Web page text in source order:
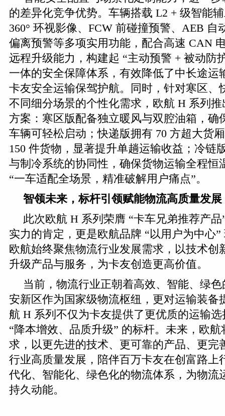
的差异化竞争优势。车辆搭载 L2 + 级智能
360° 环视影像、FCW 前碰撞预警、AEB 自
偏离预警等多项实用功能，配合高速 CAN
远程升级能力，构建起 “主动预警 + 被动防
一体的安全保障体系，有效降低了中长途运
卡友安全运输保驾护航。同时，针对寒区、
不同细分场景的个性化需求，欧航 H 系列
方案：寒区版配备独立暖风与双腔油箱，确
车辆可轻松启动；快递版拥有 70 方超大货
150 件货物，显著提升单趟运输收益；冷链
与制冷系统的协同性，确保货物运输全程恒
“一车适配全场景，精准破解用户痛点”。
智领未来，标杆引领赋能物流高质量发展
此次欧航 H 系列荣膺 “卡车兄弟推荐产
实力的肯定，更是欧航品牌 “以用户为中心
欧航始终聚焦物流行业发展需求，以技术创
升级产品与服务，为卡友创造更高价值。
当前，物流行业正朝着高效、智能、绿
安新区作为国家级物流枢纽，更对运输装备
航 H 系列不仅为卡友提供了更优质的运输
“降本增效、品质升级” 的标杆。未来，欧
求，以更先进的技术、更可靠的产品、更完
行业高质量发展，陪伴百万卡友在创富路上
代化、智能化、绿色化的物流体系，为物流
持久动能。